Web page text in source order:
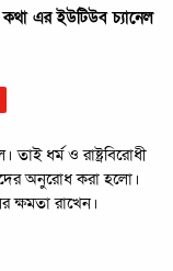
এর ইউটিউব চ্যানেল
ধর্ম ও রাষ্ট্রবিরোধী
অনুরোধ করা হলো।
ক্ষমতা রাখেন।